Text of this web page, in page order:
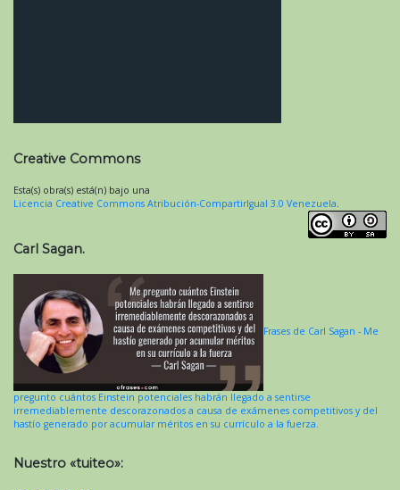
Creative Commons
Esta(s) obra(s) está(n) bajo una
Licencia Creative Commons Atribución-CompartirIgual 3.0 Venezuela
Carl Sagan.
Frases de Carl Sagan - Me
pregunto cuántos Einstein potenciales habrán llegado a sentirse
irremediablemente descorazonados a causa de exámenes competitivos y del
hastío generado por acumular méritos en su currículo a la fuerza.
Nuestro «tuiteo»: